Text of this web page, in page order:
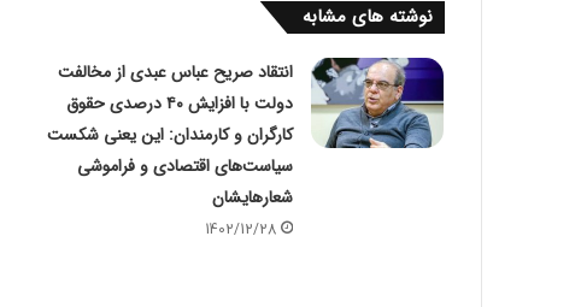
نوشته های مشابه
انتقاد صریح عباس عبدی از مخالفت
دولت با افزایش ۴۰ درصدی حقوق
کارگران و کارمندان: این یعنی شکست
سیاست‌های اقتصادی و فراموشی
شعارهایشان
1402/12/28